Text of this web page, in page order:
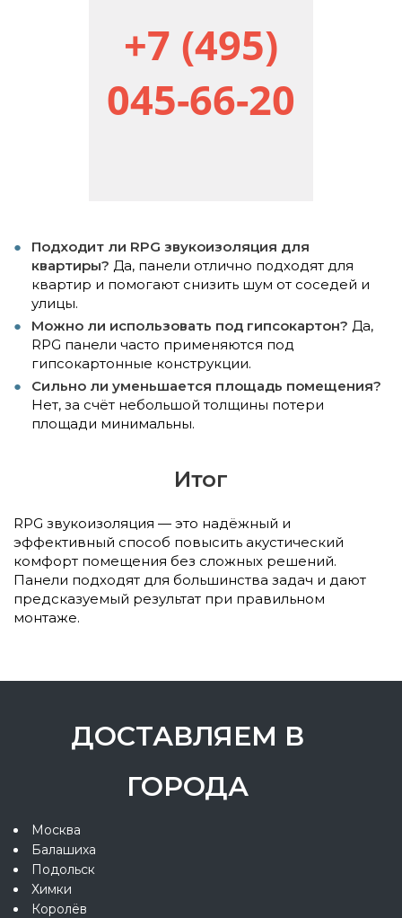
+7 (495)
045-66-20
Подходит ли RPG звукоизоляция для
квартиры? Да, панели отлично подходят для
квартир и помогают снизить шум от соседей и
улицы.
Можно ли использовать под гипсокартон? Да,
RPG панели часто применяются под
гипсокартонные конструкции.
Сильно ли уменьшается площадь помещения?
Нет, за счёт небольшой толщины потери
площади минимальны.
Итог
RPG звукоизоляция — это надёжный и
эффективный способ повысить акустический
комфорт помещения без сложных решений.
Панели подходят для большинства задач и дают
предсказуемый результат при правильном
монтаже.
ДОСТАВЛЯЕМ В
ГОРОДА
Москва
Балашиха
Подольск
Химки
Королёв